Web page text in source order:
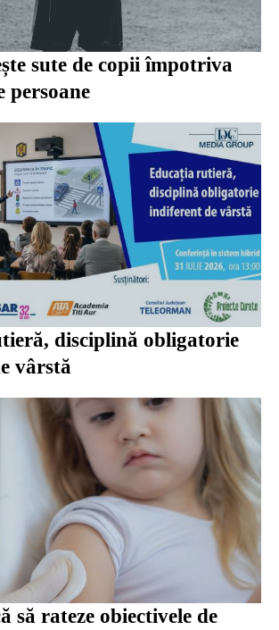
sute de copii împotriva
persoane
disciplină obligatorie
vârstă
să rateze obiectivele de